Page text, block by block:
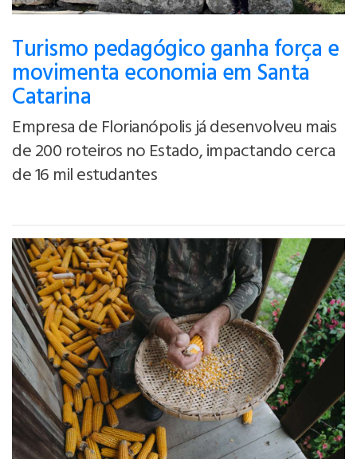
Turismo pedagógico ganha força e
movimenta economia em Santa
Catarina
Empresa de Florianópolis já desenvolveu mais
de 200 roteiros no Estado, impactando cerca
de 16 mil estudantes